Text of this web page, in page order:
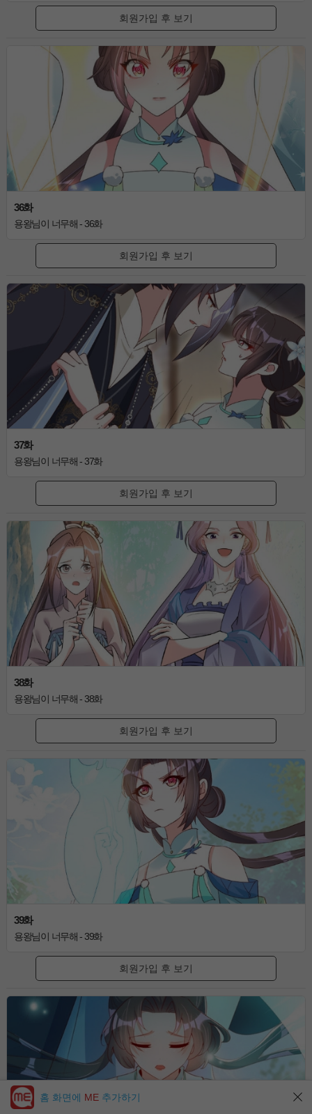
회원가입 후 보기
36화
용왕님이 너무해 - 36화
회원가입 후 보기
37화
용왕님이 너무해 - 37화
회원가입 후 보기
38화
용왕님이 너무해 - 38화
회원가입 후 보기
39화
용왕님이 너무해 - 39화
회원가입 후 보기
홈 화면에 ME 추가하기